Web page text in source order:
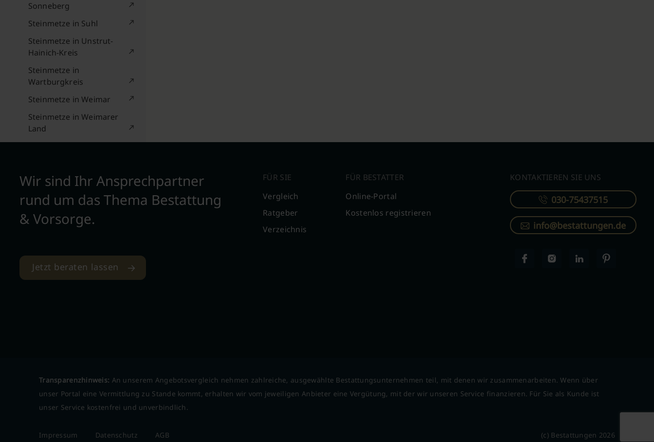
Sonneberg
Steinmetze in Suhl
Steinmetze in Unstrut-
Hainich-Kreis
Steinmetze in
Wartburgkreis
Steinmetze in Weimar
Steinmetze in Weimarer
Land
Wir sind Ihr Ansprechpartner
rund um das Thema Bestattung
& Vorsorge.
Jetzt beraten lassen
FÜR SIE
Vergleich
Ratgeber
Verzeichnis
FÜR BESTATTER
Online-Portal
Kostenlos registrieren
KONTAKTIEREN SIE UNS
030-75437515
info@bestattungen.de
Transparenzhinweis: An unserem Angebotsvergleich nehmen zahlreiche, ausgewählte Bestattungsunternehmen teil, mit denen wir zusammenarbeiten. Wenn über
unser Portal eine Vermittlung zu Stande kommt, erhalten wir vom jeweiligen Anbieter eine Vergütung, mit der wir unseren Service finanzieren. Für Sie als Kunde ist
unser Service kostenfrei und unverbindlich.
Impressum Datenschutz AGB (c) Bestattungen 2026